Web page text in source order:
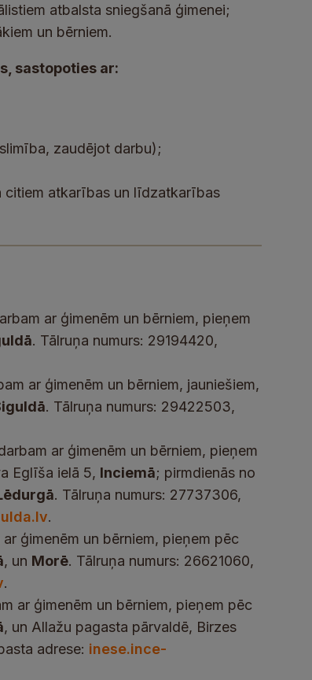
atbalsta sniegšanā ģimenei;
un bērniem.
sastopoties ar:
zaudējot darbu);
citiem atkarības un līdzatkarības
ar ģimenēm un bērniem, pieņem
. Tālruņa numurs: 29194420,
ar ģimenēm un bērniem, jauniešiem,
. Tālruņa numurs: 29422503,
ar ģimenēm un bērniem, pieņem
Eglīša ielā 5, Inciemā; pirmdienās no
. Tālruņa numurs: 27737306,
.
ģimenēm un bērniem, pieņem pēc
, un Morē. Tālruņa numurs: 26621060,
.
ar ģimenēm un bērniem, pieņem pēc
, un Allažu pagasta pārvaldē, Birzes
adrese: inese.ince-